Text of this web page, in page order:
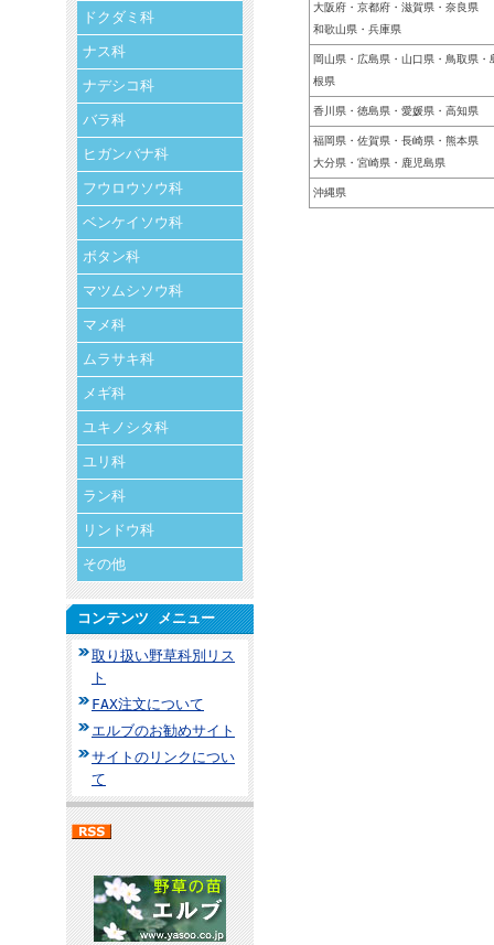
ドクダミ科
ナス科
ナデシコ科
バラ科
ヒガンバナ科
フウロウソウ科
ベンケイソウ科
ボタン科
マツムシソウ科
マメ科
ムラサキ科
メギ科
ユキノシタ科
ユリ科
ラン科
リンドウ科
その他
コンテンツ メニュー
取り扱い野草科別リス
ト
FAX注文について
エルブのお勧めサイト
サイトのリンクについ
て
大阪府・京都府・滋賀県・奈良県
和歌山県・兵庫県
岡山県・広島県・山口県・鳥取県・
根県
香川県・徳島県・愛媛県・高知県
福岡県・佐賀県・長崎県・熊本県
大分県・宮崎県・鹿児島県
沖縄県